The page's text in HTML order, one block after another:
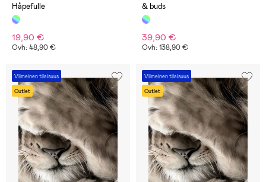
Håpefulle
19,90 €
Ovh: 48,90 €
& buds
39,90 €
Ovh: 138,90 €
Viimeinen tilaisuus
Outlet
Viimeinen tilaisuus
Outlet